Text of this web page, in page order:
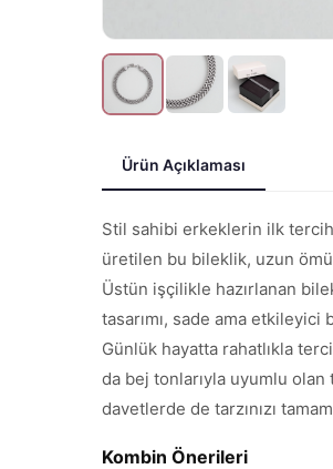
Ürün Açıklaması
Stil sahibi erkeklerin ilk
üretilen bu bileklik, uzun
Üstün işçilikle hazırlanan
tasarımı, sade ama
Günlük hayatta rahatlıkla
da bej tonlarıyla uyumlu olan
davetlerde de tarzınızı
Kombin Önerileri